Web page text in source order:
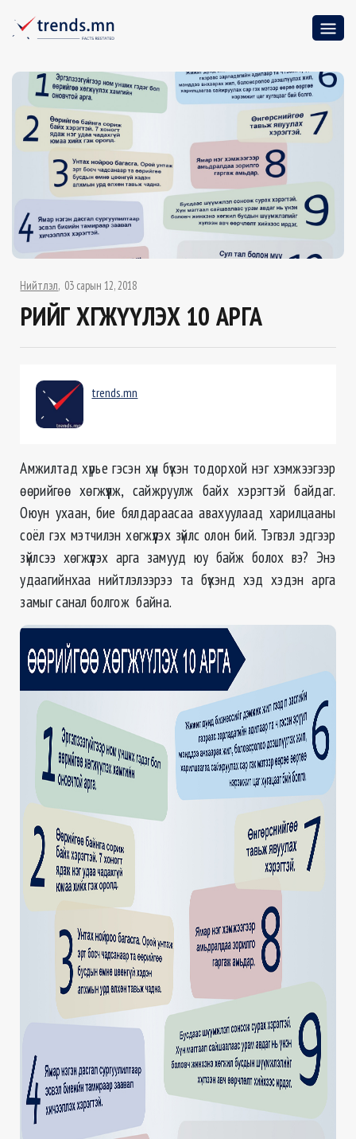
Нийтлэл 03 сарын 12, 2018
ӨӨРИЙГӨӨ ХӨГЖҮҮЛЭХ 10 АРГА
trends.mn
Амжилтад хүрье гэсэн хүн бүхэн тодорхой нэг хэмжээгээр
өөрийгөө хөгжүүлж, сайжруулж байх хэрэгтэй байдаг.
Оюун ухаан, бие бялдараасаа авахуулаад харилцааны
соёл гэх мэтчилэн хөгжүүлэх зүйлс олон бий. Тэгвэл эдгээр
зүйлсээ хөгжүүлэх арга замууд юу байж болох вэ? Энэ
удаагийнхаа нийтлэлээрээ та бүхэнд хэд хэдэн арга
замыг санал болгож байна.